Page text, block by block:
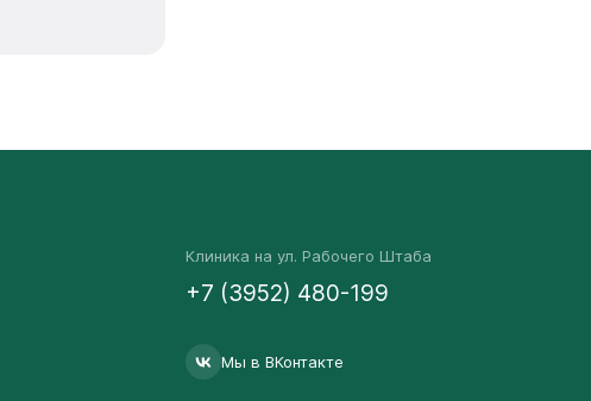
Клиника на ул. Рабочего Штаба
+7 (3952) 480-199
Мы в ВКонтакте